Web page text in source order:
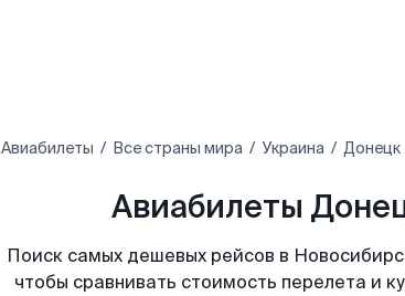
Авиабилеты Все страны мира Украина Донецк
Авиабилеты
Поиск самых дешевых рейсов в
чтобы сравнивать стоимость перелета и